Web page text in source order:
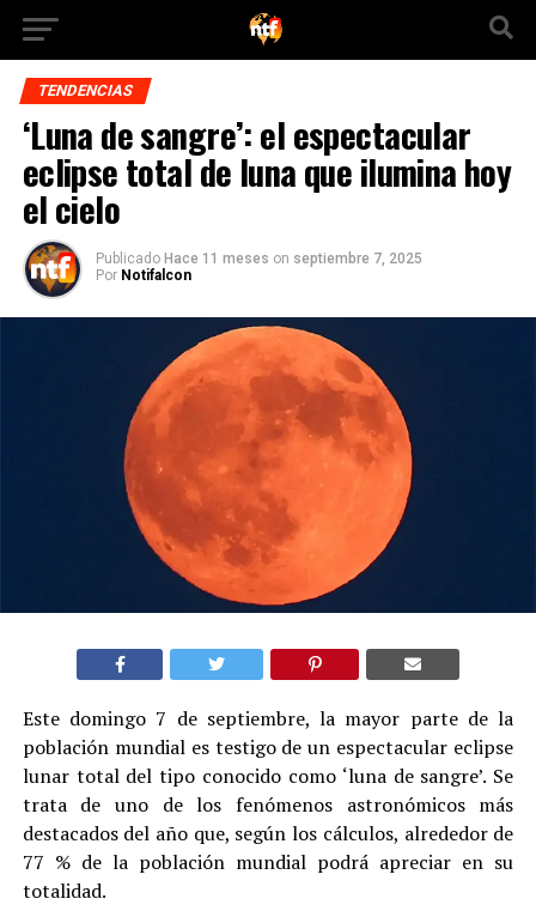
TENDENCIAS
‘Luna de sangre’: el espectacular
eclipse total de luna que ilumina hoy
el cielo
Publicado Hace 11 meses on septiembre 7, 2025
Por Notifalcon
Este domingo 7 de septiembre, la mayor parte de la
población mundial es testigo de un espectacular eclipse
lunar total del tipo conocido como ‘luna de sangre’. Se
trata de uno de los fenómenos astronómicos más
destacados del año que, según los cálculos, alrededor de
77 % de la población mundial podrá apreciar en su
totalidad.